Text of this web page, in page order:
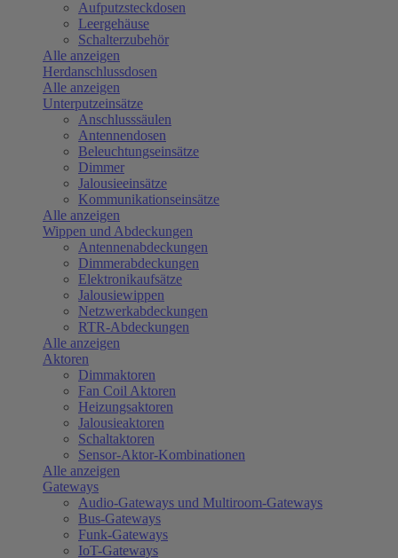
Aufputzsteckdosen
Leergehäuse
Schalterzubehör
Alle anzeigen
Herdanschlussdosen
Alle anzeigen
Unterputzeinsätze
Anschlusssäulen
Antennendosen
Beleuchtungseinsätze
Dimmer
Jalousieeinsätze
Kommunikationseinsätze
Alle anzeigen
Wippen und Abdeckungen
Antennenabdeckungen
Dimmerabdeckungen
Elektronikaufsätze
Jalousiewippen
Netzwerkabdeckungen
RTR-Abdeckungen
Alle anzeigen
Aktoren
Dimmaktoren
Fan Coil Aktoren
Heizungsaktoren
Jalousieaktoren
Schaltaktoren
Sensor-Aktor-Kombinationen
Alle anzeigen
Gateways
Audio-Gateways und Multiroom-Gateways
Bus-Gateways
Funk-Gateways
IoT-Gateways